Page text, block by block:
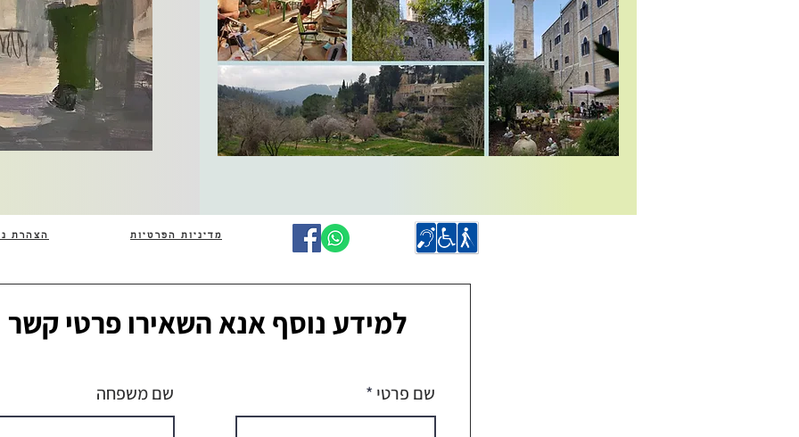
הצהרת מדיניות הפרטיות
למידע נוסף אנא השאירו פרטי קשר
שם משפחה שם פרטי